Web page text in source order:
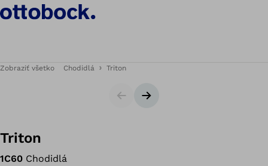
Zobraziť všetko Chodidlá Triton
SnímkyNasledujúca snímka
Triton
1C60 Chodidlá